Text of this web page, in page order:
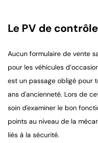
Le PV de
Aucun formulaire de vente
pour les véhicules
est un passage obligé pour
ans d'ancienneté. Lors de
soin d'examiner le bon
points au niveau de la
liés à la sécurité.